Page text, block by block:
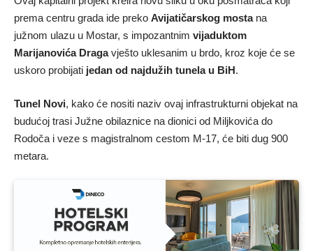
prema centru grada ide preko Avijatičarskog mostana
južnom ulazu u Mostar, s impozantnim vijaduktom
Marijanovića Dragavješto uklesanim u brdo, kroz koje će se
uskoro probijati jedan od najdužih tunela u BiH.
Tunel Novi, kako će nositi naziv ovaj infrastrukturni objekat na
budućoj trasi Južne obilaznice na dionici od Miljkovića do
Rodoča i veze s magistralnom cestom M-17, će biti dug 900
metara.